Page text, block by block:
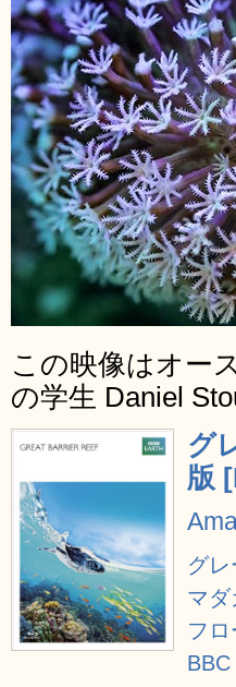
この映像はオー
の学生 Daniel
グ
版
グ
マ
フ